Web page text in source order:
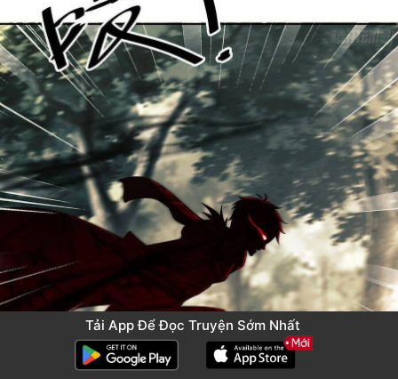
Tải App Để Đọc Truyện Sớm Nhất